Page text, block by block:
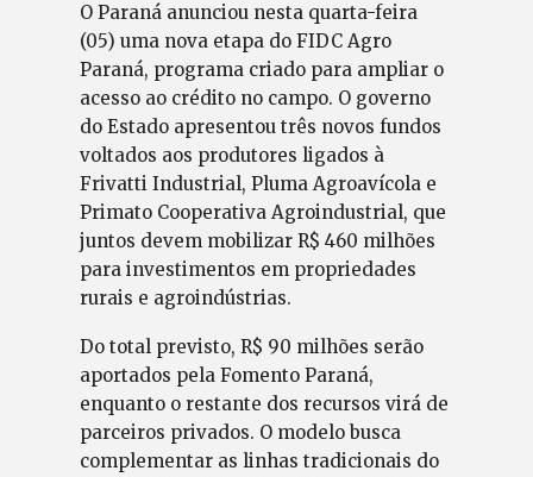
O Paraná anunciou nesta quarta-feira
(05) uma nova etapa do FIDC Agro
Paraná, programa criado para ampliar o
acesso ao crédito no campo. O governo
do Estado apresentou três novos fundos
voltados aos produtores ligados à
Frivatti Industrial, Pluma Agroavícola e
Primato Cooperativa Agroindustrial, que
juntos devem mobilizar R$ 460 milhões
para investimentos em propriedades
rurais e agroindústrias.
Do total previsto, R$ 90 milhões serão
aportados pela Fomento Paraná,
enquanto o restante dos recursos virá de
parceiros privados. O modelo busca
complementar as linhas tradicionais do